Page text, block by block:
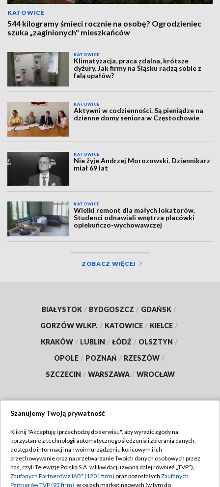
KATOWICE
544 kilogramy śmieci rocznie na osobę? Ogrodzieniec
szuka „zaginionych" mieszkańców
KATOWICE
Klimatyzacja, praca zdalna, krótsze
dyżury. Jak firmy na Śląsku radzą sobie z
falą upałów?
KATOWICE
Aktywni w codzienności. Są pieniądze na
dzienne domy seniora w Częstochowie
KATOWICE
Nie żyje Andrzej Morozowski. Dziennikarz
miał 69 lat
KATOWICE
Wielki remont dla małych lokatorów.
Studenci odnawiali wnętrza placówki
opiekuńczo-wychowawczej
ZOBACZ WIĘCEJ
BIAŁYSTOK / BYDGOSZCZ / GDAŃSK /
GORZÓW WLKP. / KATOWICE / KIELCE /
KRAKÓW / LUBLIN / ŁÓDŹ / OLSZTYN /
OPOLE / POZNAŃ / RZESZÓW /
SZCZECIN / WARSZAWA / WROCŁAW
TVP
Abonament TVP
Emisja w TVP
Regulamin TVP
Polityka prywatności
Szanujemy Twoją prywatność
Kliknij "Akceptuję i przechodzę do serwisu", aby wyrazić zgody na
korzystanie z technologii automatycznego śledzenia i zbierania danych,
dostęp do informacji na Twoim urządzeniu końcowym i ich
przechowywanie oraz na przetwarzanie Twoich danych osobowych przez
nas, czyli Telewizję Polską S.A. w likwidacji (zwaną dalej również „TVP”),
Zaufanych Partnerów z IAB* (1201 firm) oraz pozostałych Zaufanych
Partnerów TVP (93 firm), w celach marketingowych (w tym do